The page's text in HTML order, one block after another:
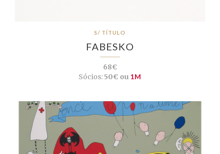
S/ TÍTULO
FABESKO
68€
Sócios:50€ ou 1M